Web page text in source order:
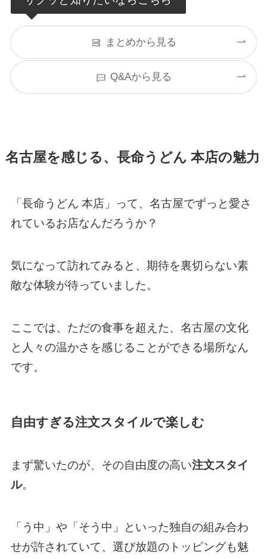
まとめから見る
Q&Aから見る
名古屋を感じる、長命うどん 本店の魅力
「長命うどん 本店」って、名古屋でずっと愛さ
れているお店なんだろうか？
気になって訪れてみると、期待を裏切らない素
敵な体験が待っていました。
ここでは、ただの食事を超えた、名古屋の文化
と人々の温かさを感じることができる場所なん
です。
自由すぎる注文スタイルで楽しむ
まず驚いたのが、その自由度の高い注文スタイ
ル。
「う中」や「そう中」といった独自の組み合わ
せが許されていて、選び放題のトッピングも魅